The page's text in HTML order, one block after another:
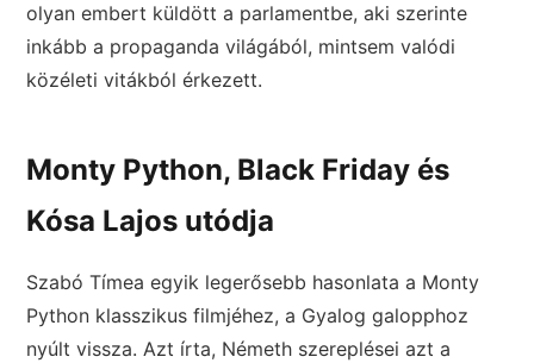
olyan embert küldött a parlamentbe, aki szerinte
inkább a propaganda világából, mintsem valódi
közéleti vitákból érkezett.
Monty Python, Black Friday és
Kósa Lajos utódja
Szabó Tímea egyik legerősebb hasonlata a Monty
Python klasszikus filmjéhez, a Gyalog galopphoz
nyúlt vissza. Azt írta, Németh szereplései azt a